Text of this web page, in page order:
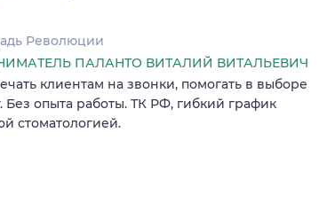
Революции
ПАЛАНТО ВИТАЛИЙ ВИТАЛЬЕВИЧ
клиентам на звонки, помогать в выборе
Без опыта работы. ТК РФ, гибкий график
стоматологией.